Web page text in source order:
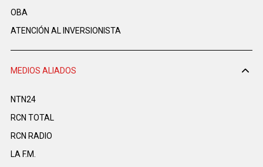
OBA
ATENCIÓN AL INVERSIONISTA
MEDIOS ALIADOS
NTN24
RCN TOTAL
RCN RADIO
LA F.M.